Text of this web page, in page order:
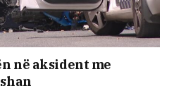
në aksident me